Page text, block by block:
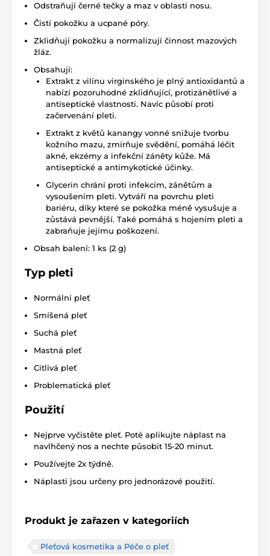
Odstraňují černé tečky a maz v oblasti nosu.
Čistí pokožku a ucpané póry.
Zklidňují pokožku a normalizují činnost mazových
žláz.
Obsahují:
Extrakt z vilínu virginského je plný antioxidantů a
nabízí pozoruhodné zklidňující, protizánětlivé a
antiseptické vlastnosti. Navíc působí proti
začervenání pleti.
Extrakt z květů kanangy vonné snižuje tvorbu
kožního mazu, zmírňuje svědění, pomáhá léčit
akné, ekzémy a infekční záněty kůže. Má
antiseptické a antimykotické účinky.
Glycerin chrání proti infekcím, zánětům a
vysoušením pleti. Vytváří na povrchu pleti
bariéru, díky které se pokožka méně vysušuje a
zůstává pevnější. Také pomáhá s hojením pleti a
zabraňuje jejímu poškození.
Obsah balení: 1 ks (2 g)
Typ pleti
Normální pleť
Smíšená pleť
Suchá pleť
Mastná pleť
Citlivá pleť
Problematická pleť
Použití
Nejprve vyčistěte pleť. Poté aplikujte náplast na
navlhčený nos a nechte působit 15-20 minut.
Používejte 2x týdně.
Náplasti jsou určeny pro jednorázové použití.
Produkt je zařazen v kategoriích
Pleťová kosmetika a Péče o pleť